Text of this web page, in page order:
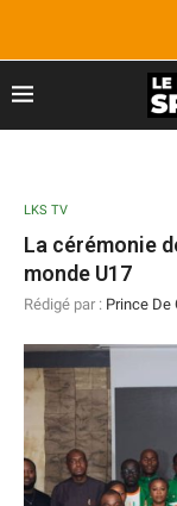
LKS TV
La cérémonie
monde U17
Rédigé par : Prince De